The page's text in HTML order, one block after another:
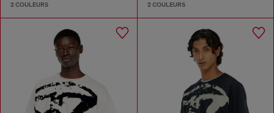
2 COULEURS 2 COULEURS